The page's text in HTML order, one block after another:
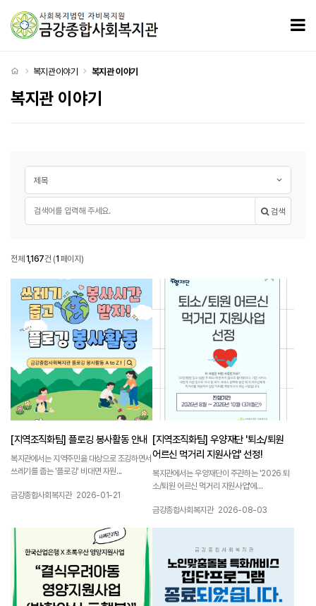
처음으로
복지관이야기 복지관 이야기
복지관 이야기
검색
복지관
이야기
전체 1,167건 (1 페이지)
복지관 이야기 목록
공지
[지역조직화팀] 플로깅 봉사활동 안내
복지관에서는 지역주민을 대상으로 조깅하면서
쓰레기를 줍는 '플로깅' 비대면 자원...
작성자 :
금강종합사회복지관 작성일 :
2026-01-21
[지역조직화팀] 우양재단 '퇴소/퇴원
어르신 먹거리 지원사업' 선정!
복지관에서는 우양재단이 주관하는 '2026 퇴
소/퇴원 어르신 먹거리 지원사업'에...
작성자 :
금강종합사회복지관 작성일 :
2026-08-03
1165